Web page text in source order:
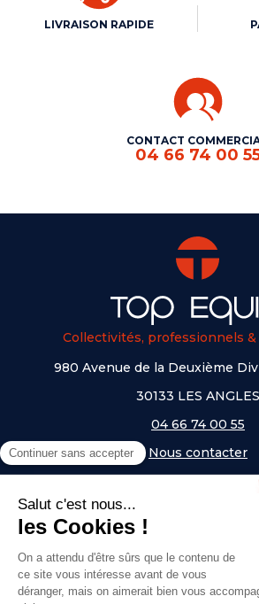
LIVRAISON RAPIDE
CONTACT
04 66 74 00
Collectivités, professionnels
980 Avenue de la Deuxième
30133 LES ANGLES
04 66 74 00 55
Nous contacter
NOS UNIVERS